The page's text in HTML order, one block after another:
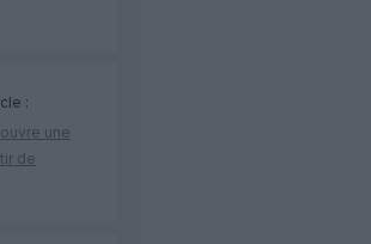
:
une
de